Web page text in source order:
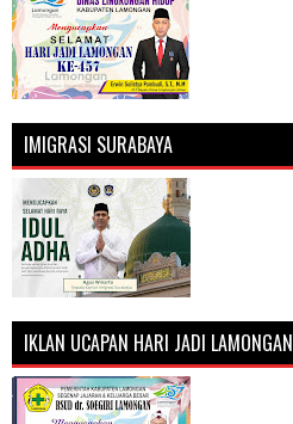
IMIGRASI SURABAYA
IKLAN UCAPAN HARI JADI LAMONGAN